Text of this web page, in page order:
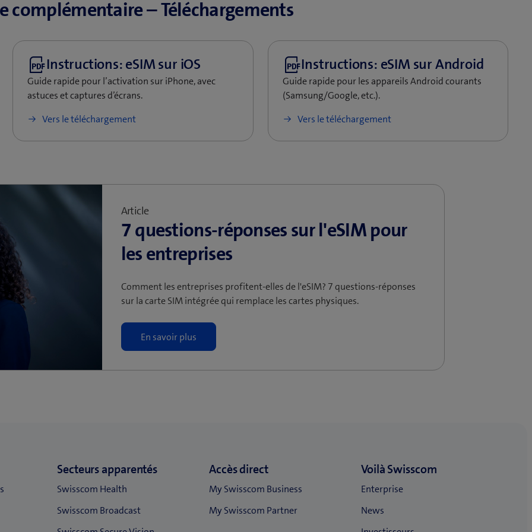
complémentaire – Téléchargements
Guide rapide pour l’activation sur iPhone, avec
astuces et captures d’écrans.
Vers le téléchargement
Guide rapide pour les appareils Android courants
(Samsung/Google, etc.).
Vers le téléchargement
Article
7 questions-réponses sur l'eSIM pour
les entreprises
Comment les entreprises profitent-elles de l'eSIM? 7 questions-réponses
sur la carte SIM intégrée qui remplace les cartes physiques.
En savoir plus